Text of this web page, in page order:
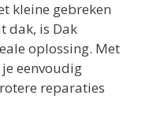
kleine gebreken
dak, is Dak
oplossing. Met
eenvoudig
reparaties